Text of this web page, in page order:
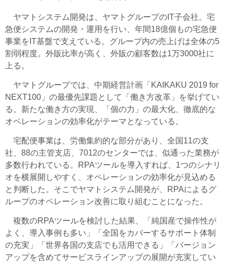
ヤマトシステム開発は、ヤマトグループのIT子会社。宅
急便システムの開発・運用を行い、年間18億個もの宅急便
事業をIT基盤で支えている。グループ内の売上げは全体の5
割弱程度。外販比率が高く、外販の顧客数は1万3000社に
上る。
ヤマトグループでは、中期経営計画「KAIKAKU 2019 for
NEXT100」の最優先課題として「働き方改革」を挙げてい
る。新たな働き方の実現、「個の力」の最大化、徹底的な
オペレーションの効率化がテーマとなっている。
宅配便事業は、労働集約的な部分があり、全国11の支
社、88の主管支店、7012のセンターでは、似通った業務が
多数行われている。RPAツールを導入すれば、1つのシナリ
オを横展開しやすく、オペレーションの効率化が見込める
と判断した。そこでヤマトシステム開発が、RPAによるグ
ループのオペレーション改善に取り組むことになった。
複数のRPAツールを検討した結果、「純国産で操作性が
よく、導入事例も多い」「全国をカバーするサポート体制
の充実」「世界各国の支店でも活用できる」「バージョン
アップを含めてサービスラインアップの展開が充実してい